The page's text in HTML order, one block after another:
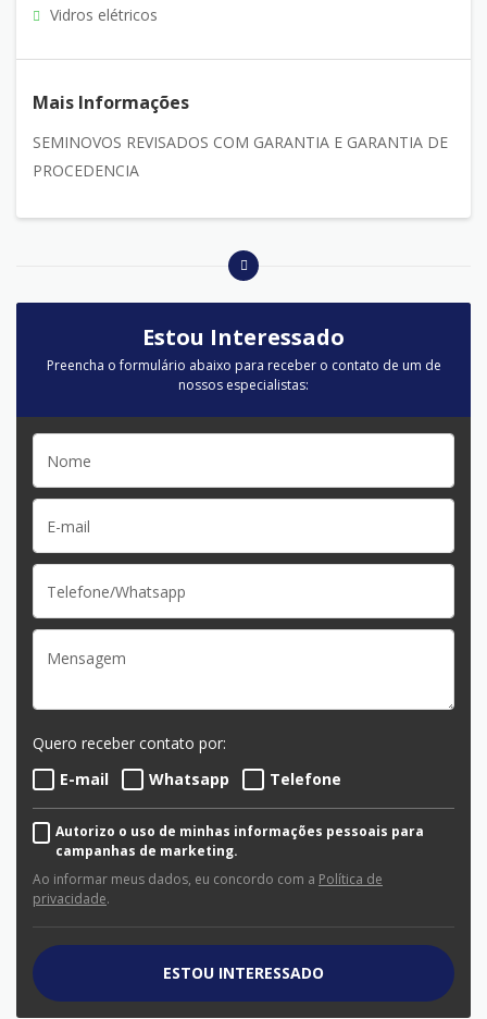
Vidros elétricos
Mais Informações
SEMINOVOS REVISADOS COM GARANTIA E GARANTIA DE
PROCEDENCIA
Estou Interessado
Preencha o formulário abaixo para receber o contato de um de
nossos especialistas:
Quero receber contato por:
E-mail
Whatsapp Telefone
Autorizo o uso de minhas informações pessoais para
campanhas de marketing.
Ao informar meus dados, eu concordo com a Política de
privacidade.
ESTOU INTERESSADO